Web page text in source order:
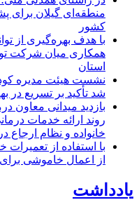
منطقه‌ای گیلان برای
كشور
با هدف بهره‌گیری از
همكاری میان شركت
استان
نشست هیئت مدیره
شد تأکید بر تسریع در
بازدید میدانی معاون
روند ارائه خدمات
خانواده و نظام
از اعمال خاموشی
یادداشت